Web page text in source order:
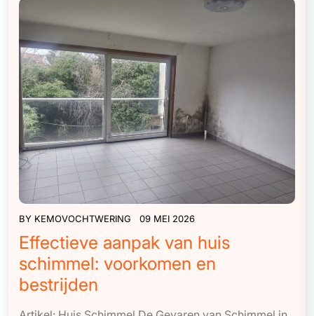
BY KEMOVOCHTWERING 09 MEI 2026
Effectieve aanpak van huis
schimmel: voorkomen en
bestrijden